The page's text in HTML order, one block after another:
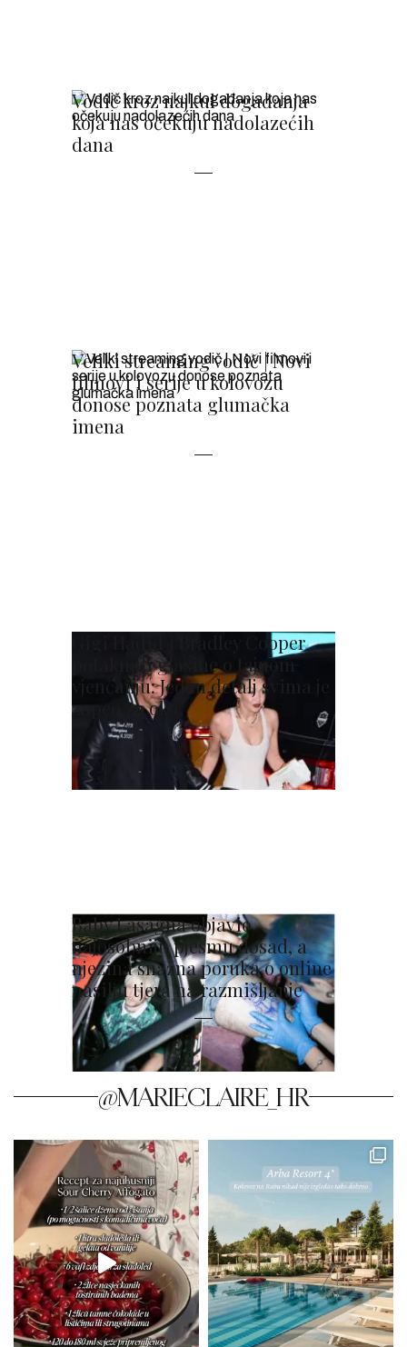
Vodič kroz najkul događanja
koja nas očekuju nadolazećih
dana
Veliki streaming vodič | Novi
filmovi i serije u kolovozu
donose poznata glumačka
imena
Gigi Hadid i Bradley Cooper
potaknuli glasine o tajnom
vjenčanju: Jedan detalj svima je
zapeo za oko
Baby Lasagna objavio
najosobniju pjesmu dosad, a
njezina snažna poruka o online
nasilju tjera na razmišljanje
@MARIECLAIRE_HR